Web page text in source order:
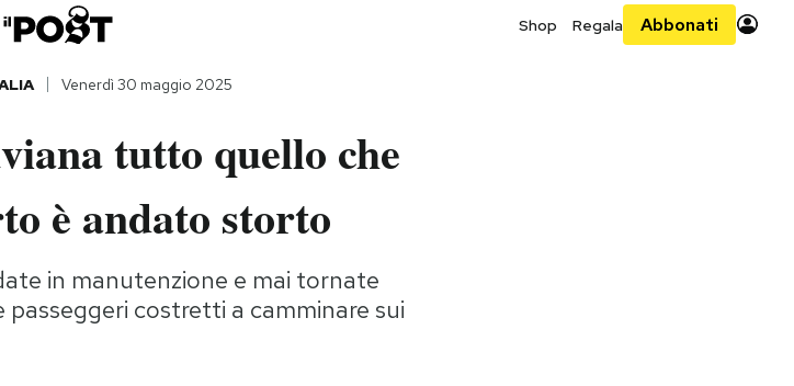
Shop Regala Abbonati
Venerdì 30 maggio 2025
tutto quello che
è andato storto
in manutenzione e mai tornate
costretti a camminare sui